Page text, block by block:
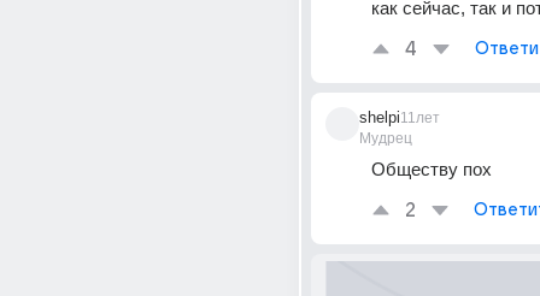
как сейчас, так и
4
shelpi
Мудрец
11лет
Обществу пох
2